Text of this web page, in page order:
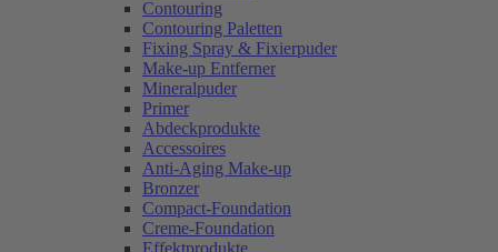
Contouring
Contouring Paletten
Fixing Spray & Fixierpuder
Make-up Entferner
Mineralpuder
Primer
Abdeckprodukte
Accessoires
Anti-Aging Make-up
Bronzer
Compact-Foundation
Creme-Foundation
Effektprodukte